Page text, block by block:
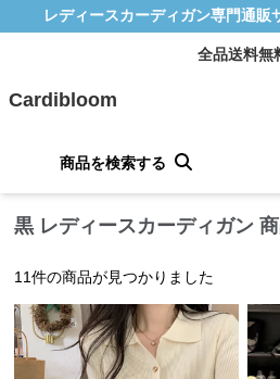
レディースカーディガン専門通販
全品送料無
Cardibloom
商品を検索する
黒 レディースカーディガン
11件の商品が見つかりました